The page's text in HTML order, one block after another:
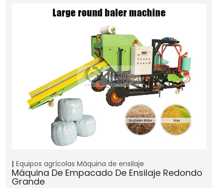
Equipos agrícolas Máquina de ensilaje
Máquina De Empacado De Ensilaje Redondo
Grande